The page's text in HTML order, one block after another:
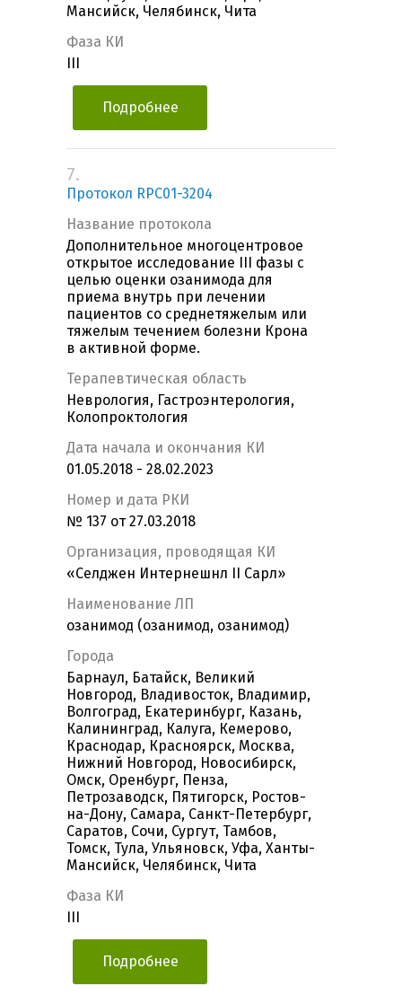
Мансийск, Челябинск, Чита
Фаза КИ
Подробнее
7.
Протокол RPC01-3204
Название протокола
Дополнительное многоцентровое
открытое исследование III фазы с
целью оценки озанимода для
приема внутрь при лечении
пациентов со среднетяжелым или
тяжелым течением болезни Крона
в активной форме.
Терапевтическая область
Неврология, Гастроэнтерология,
Колопроктология
Дата начала и окончания КИ
01.05.2018 - 28.02.2023
Номер и дата РКИ
№ 137 от 27.03.2018
Организация, проводящая КИ
«Селджен Интернешнл II Сарл»
Наименование ЛП
озанимод (озанимод, озанимод)
Города
Барнаул, Батайск, Великий
Новгород, Владивосток, Владимир,
Волгоград, Екатеринбург, Казань,
Калининград, Калуга, Кемерово,
Краснодар, Красноярск, Москва,
Нижний Новгород, Новосибирск,
Омск, Оренбург, Пенза,
Петрозаводск, Пятигорск, Ростов-
на-Дону, Самара, Санкт-Петербург,
Саратов, Сочи, Сургут, Тамбов,
Томск, Тула, Ульяновск, Уфа, Ханты-
Мансийск, Челябинск, Чита
Фаза КИ
Подробнее